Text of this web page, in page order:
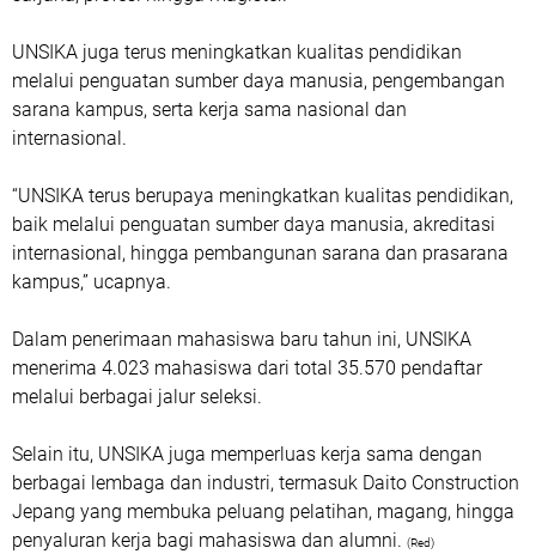
UNSIKA juga terus meningkatkan kualitas pendidikan
melalui penguatan sumber daya manusia, pengembangan
sarana kampus, serta kerja sama nasional dan
internasional.
“UNSIKA terus berupaya meningkatkan kualitas pendidikan,
baik melalui penguatan sumber daya manusia, akreditasi
internasional, hingga pembangunan sarana dan prasarana
kampus,” ucapnya.
Dalam penerimaan mahasiswa baru tahun ini, UNSIKA
menerima 4.023 mahasiswa dari total 35.570 pendaftar
melalui berbagai jalur seleksi.
Selain itu, UNSIKA juga memperluas kerja sama dengan
berbagai lembaga dan industri, termasuk Daito Construction
Jepang yang membuka peluang pelatihan, magang, hingga
penyaluran kerja bagi mahasiswa dan alumni. (Red)